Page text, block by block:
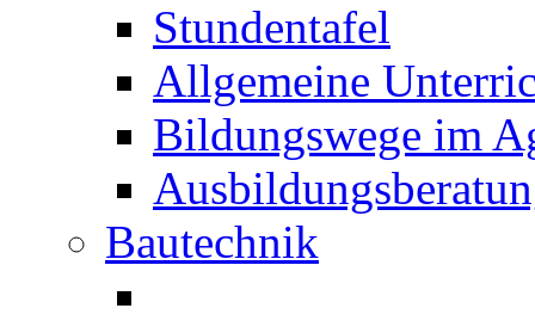
Stundentafel
Allgemeine
Bildungswege im
Bautechnik